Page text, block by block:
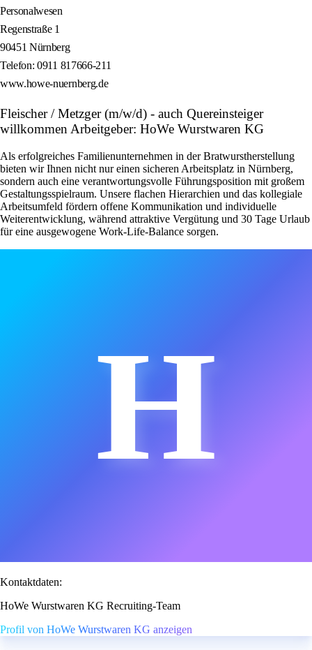
Personalwesen
Regenstraße 1
90451 Nürnberg
Telefon: 0911 817666-211
www.howe-nuernberg.de
Fleischer / Metzger (m/w/d) - auch Quereinsteiger
willkommen Arbeitgeber: HoWe Wurstwaren KG
Als erfolgreiches Familienunternehmen in der Bratwurstherstellung
bieten wir Ihnen nicht nur einen sicheren Arbeitsplatz in Nürnberg,
sondern auch eine verantwortungsvolle Führungsposition mit großem
Gestaltungsspielraum. Unsere flachen Hierarchien und das kollegiale
Arbeitsumfeld fördern offene Kommunikation und individuelle
Weiterentwicklung, während attraktive Vergütung und 30 Tage Urlaub
für eine ausgewogene Work-Life-Balance sorgen.
H
Kontaktdaten:
HoWe Wurstwaren KG Recruiting-Team
Profil von HoWe Wurstwaren KG anzeigen